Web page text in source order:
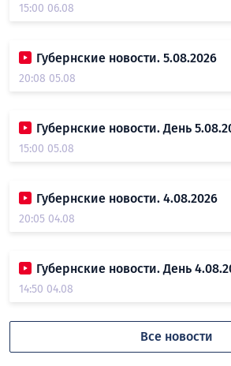
15:00 06.08
Губернские новости. 5.08.2026
20:08 05.08
Губернские новости. День
15:00 05.08
Губернские новости. 4.08.2026
20:05 04.08
Губернские новости. День
14:50 04.08
Все новости